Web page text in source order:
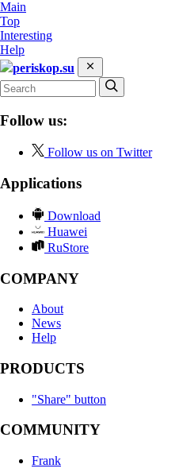
Main
Top
Interesting
Help
periskop.su
Follow us:
Follow us on Twitter
Applications
Download
Huawei
RuStore
COMPANY
About
News
Help
PRODUCTS
"Share" button
COMMUNITY
Frank